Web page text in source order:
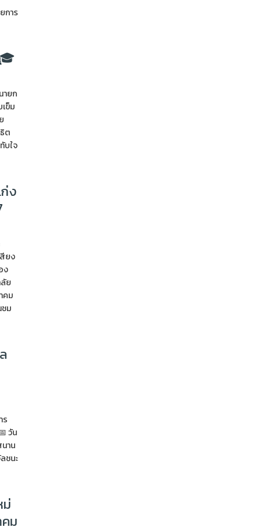
การ
ายก
ข็ม
ต
บใจ
ง
ยง
ง
ย
คม
ม
ร
วัน
าน
ชนะ
ม่
ม